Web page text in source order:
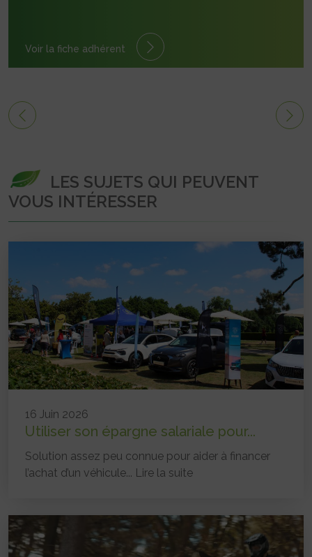
Voir la fiche adhérent
LES SUJETS QUI PEUVENT
VOUS INTÉRESSER
16 Juin 2026
Utiliser son épargne salariale pour...
Solution assez peu connue pour aider à financer
l’achat d’un véhicule... Lire la suite